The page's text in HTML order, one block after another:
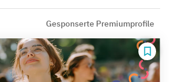
Gesponserte Premiumprofile